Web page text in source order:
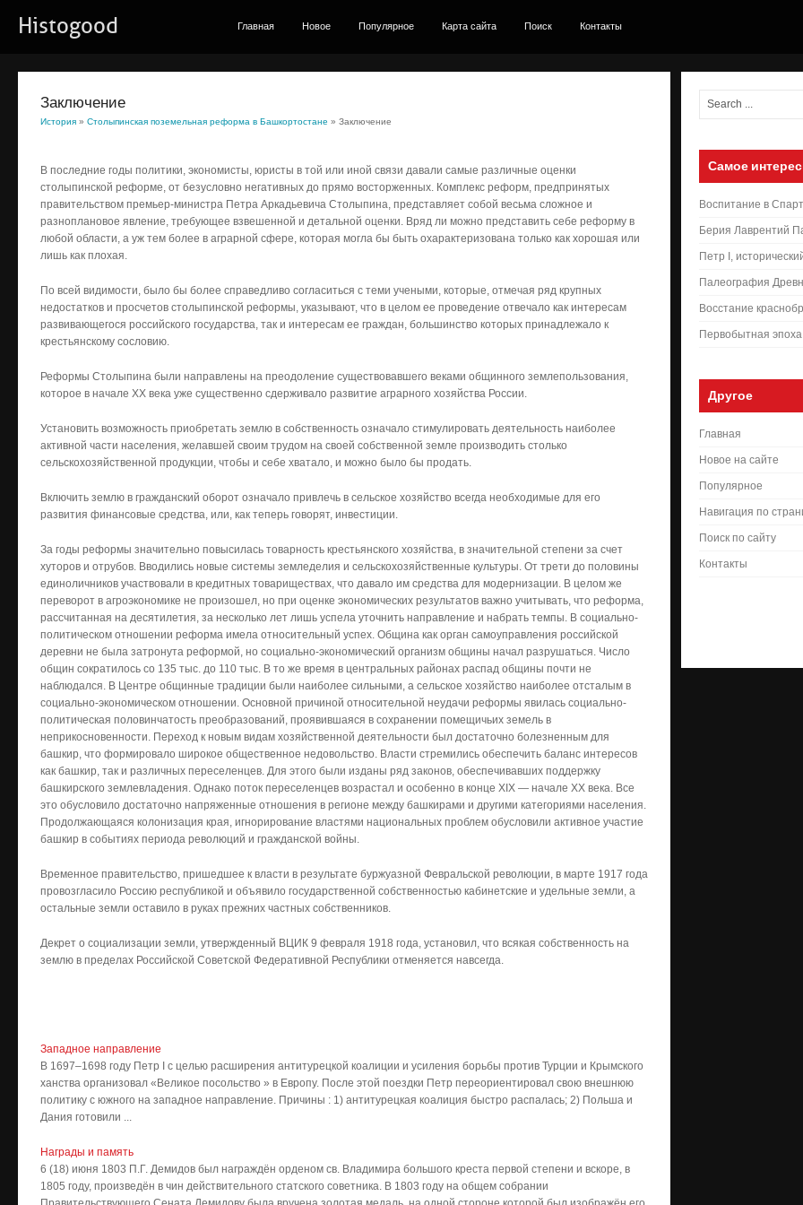
Histogood Главная Новое Популярное Карта сайта Поиск Контакты
Заключение
История » Столыпинская поземельная реформа в Башкортостане » Заключение
В последние годы политики, экономисты, юристы в той или иной связи давали самые различные оценки
столыпинской реформе, от безусловно негативных до прямо восторженных. Комплекс реформ, предпринятых
правительством премьер-министра Петра Аркадьевича Столыпина, представляет собой весьма сложное и
разноплановое явление, требующее взвешенной и детальной оценки. Вряд ли можно представить себе реформу в
любой области, а уж тем более в аграрной сфере, которая могла бы быть охарактеризована только как хорошая или
лишь как плохая.
По всей видимости, было бы более справедливо согласиться с теми учеными, которые, отмечая ряд крупных
недостатков и просчетов столыпинской реформы, указывают, что в целом ее проведение отвечало как интересам
развивающегося российского государства, так и интересам ее граждан, большинство которых принадлежало к
крестьянскому сословию.
Реформы Столыпина были направлены на преодоление существовавшего веками общинного землепользования,
которое в начале XX века уже существенно сдерживало развитие аграрного хозяйства России.
Установить возможность приобретать землю в собственность означало стимулировать деятельность наиболее
активной части населения, желавшей своим трудом на своей собственной земле производить столько
сельскохозяйственной продукции, чтобы и себе хватало, и можно было бы продать.
Включить землю в гражданский оборот означало привлечь в сельское хозяйство всегда необходимые для его
развития финансовые средства, или, как теперь говорят, инвестиции.
За годы реформы значительно повысилась товарность крестьянского хозяйства, в значительной степени за счет
хуторов и отрубов. Вводились новые системы земледелия и сельскохозяйственные культуры. От трети до половины
единоличников участвовали в кредитных товариществах, что давало им средства для модернизации. В целом же
переворот в агроэкономике не произошел, но при оценке экономических результатов важно учитывать, что реформа,
рассчитанная на десятилетия, за несколько лет лишь успела уточнить направление и набрать темпы. В социально-
политическом отношении реформа имела относительный успех. Община как орган самоуправления российской
деревни не была затронута реформой, но социально-экономический организм общины начал разрушаться. Число
общин сократилось со 135 тыс. до 110 тыс. В то же время в центральных районах распад общины почти не
наблюдался. В Центре общинные традиции были наиболее сильными, а сельское хозяйство наиболее отсталым в
социально-экономическом отношении. Основной причиной относительной неудачи реформы явилась социально-
политическая половинчатость преобразований, проявившаяся в сохранении помещичьих земель в
неприкосновенности. Переход к новым видам хозяйственной деятельности был достаточно болезненным для
башкир, что формировало широкое общественное недовольство. Власти стремились обеспечить баланс интересов
как башкир, так и различных переселенцев. Для этого были изданы ряд законов, обеспечивавших поддержку
башкирского землевладения. Однако поток переселенцев возрастал и особенно в конце XIX — начале XX века. Все
это обусловило достаточно напряженные отношения в регионе между башкирами и другими категориями населения.
Продолжающаяся колонизация края, игнорирование властями национальных проблем обусловили активное участие
башкир в событиях периода революций и гражданской войны.
Временное правительство, пришедшее к власти в результате буржуазной Февральской революции, в марте 1917 года
провозгласило Россию республикой и объявило государственной собственностью кабинетские и удельные земли, а
остальные земли оставило в руках прежних частных собственников.
Декрет о социализации земли, утвержденный ВЦИК 9 февраля 1918 года, установил, что всякая собственность на
землю в пределах Российской Советской Федеративной Республики отменяется навсегда.
Западное направление
В 1697–1698 году Петр I с целью расширения антитурецкой коалиции и усиления борьбы против Турции и Крымского
ханства организовал «Великое посольство » в Европу. После этой поездки Петр переориентировал свою внешнюю
политику с южного на западное направление. Причины : 1) антитурецкая коалиция быстро распалась; 2) Польша и
Дания готовили ...
Награды и память
6 (18) июня 1803 П.Г. Демидов был награждён орденом св. Владимира большого креста первой степени и вскоре, в
1805 году, произведён в чин действительного статского советника. В 1803 году на общем собрании
Самое
Воспитание в
Берия Лаврентий
Петр I,
Палеография
Восстание
Первобытная
Другое
Главная
Новое на сайте
Популярное
Навигация по
Поиск по сайту
Контакты